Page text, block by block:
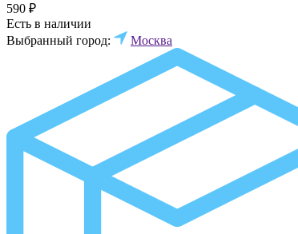
590 ₽
Есть в наличии
Выбранный город:
Москва